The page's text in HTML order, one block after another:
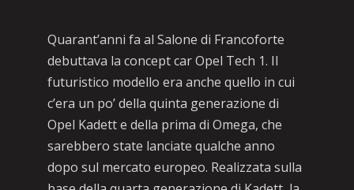
Quarant’anni fa al Salone di Francoforte
debuttava la concept car Opel Tech 1. Il
futuristico modello era anche quello in cui
c’era un po’ della quinta generazione di
Opel Kadett e della prima di Omega, che
sarebbero state lanciate qualche anno
dopo sul mercato europeo. Realizzata sulla